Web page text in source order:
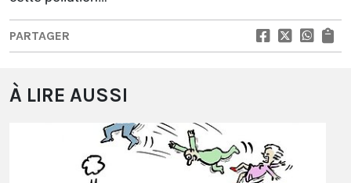
PARTAGER
À LIRE AUSSI